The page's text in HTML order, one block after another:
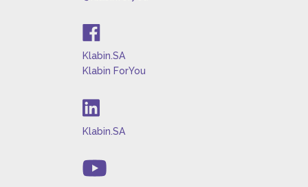
Klabin.SA
Klabin ForYou
Klabin.SA